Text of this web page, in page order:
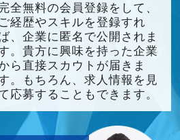
全無料の会員登録をして、
ご経歴やスキルを登録すれ
、企業に匿名で公開されま
。貴方に興味を持った企業
ら直接スカウトが届きま
。もちろん、求人情報を見
応募することもできます。